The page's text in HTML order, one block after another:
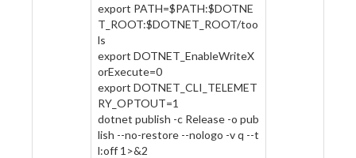
export PATH=$PATH:$DOTNE
T_ROOT:$DOTNET_ROOT/too
ls
export DOTNET_EnableWriteX
orExecute=0
export DOTNET_CLI_TELEMET
RY_OPTOUT=1
dotnet publish -c Release -o pub
lish --no-restore --nologo -v q --t
l:off 1>&2